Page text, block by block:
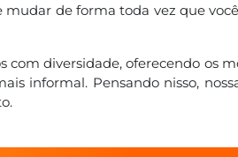
de forma toda vez que
diversidade, oferecendo os
informal. Pensando nisso,